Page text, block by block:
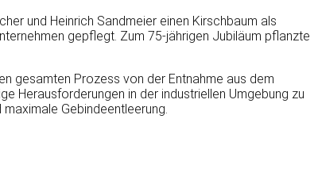
und Heinrich Sandmeier einen Kirschbaum als
gepflegt. Zum 75-jährigen Jubiläum pflanzte
gesamten Prozess von der Entnahme aus dem
Herausforderungen in der industriellen Umgebung zu
Gebindeentleerung.